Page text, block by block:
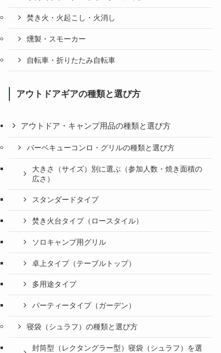
焚き火・火起こし・火消し
燻製・スモーカー
自転車・折りたたみ自転車
アウトドアギアの種類と選び方
アウトドア・キャンプ用品の種類と選び方
バーベキューコンロ・グリルの種類と選び方
大きさ（サイズ）別に選ぶ（参加人数・焼き面積の
広さ）
スタンダードタイプ
焚き火台タイプ（ロースタイル）
ソロキャンプ用グリル
卓上タイプ（テーブルトップ）
多用途タイプ
パーティータイプ（ガーデン）
寝袋（シュラフ）の種類と選び方
封筒型（レクタングラー型）寝袋（シュラフ）を選